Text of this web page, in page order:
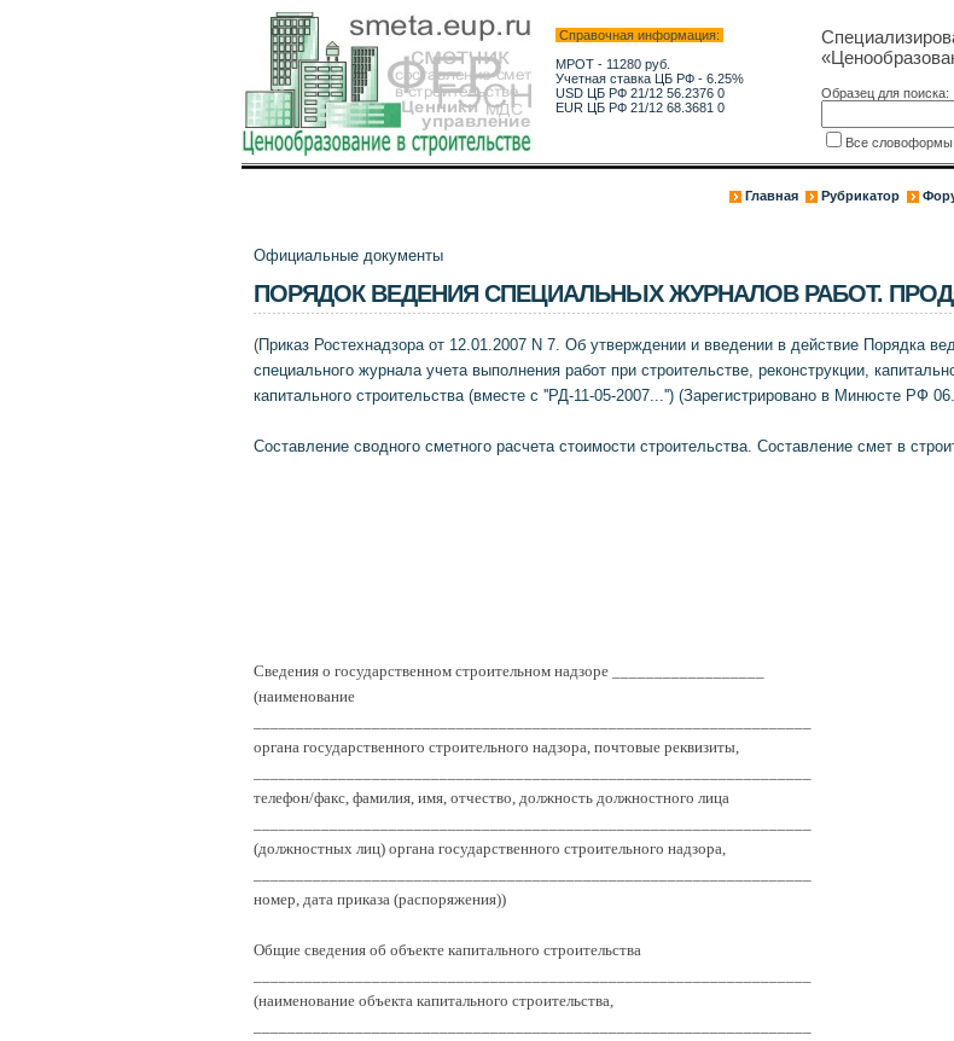
Справочная информация:
МРОТ - 11280 руб.
Учетная ставка ЦБ РФ - 6.25%
USD ЦБ РФ 21/12 56.2376 0
EUR ЦБ РФ 21/12 68.3681 0
Образец для поиска:
Все словоформы
Главная Рубрикатор
Официальные документы
ПОРЯДОК ВЕДЕНИЯ СПЕЦИАЛЬНЫХ ЖУРНАЛОВ РАБОТ.
(Приказ Ростехнадзора от 12.01.2007 N 7. Об утверждении и введении в действие Порядка
специального журнала учета выполнения работ при строительстве, реконструкции,
капитального строительства (вместе с ''РД-11-05-2007...'') (Зарегистрировано в Минюсте РФ
Составление сводного сметного расчета стоимости строительства. Составление смет в
Сведения о государственном строительном надзоре __________________
(наименование
органа государственного строительного надзора, почтовые реквизиты,
телефон/факс, фамилия, имя, отчество, должность должностного лица
(должностных лиц) органа государственного строительного надзора,
номер, дата приказа (распоряжения))
Общие сведения об объекте капитального строительства
(наименование объекта капитального строительства,